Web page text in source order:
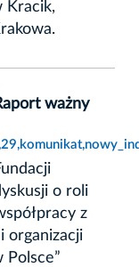
Kracik,
ważny
o roli
z
organizacji
Polsce”